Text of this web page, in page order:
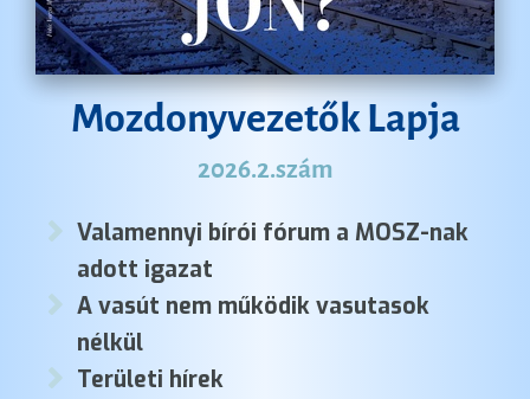
Mozdonyvezetők Lapja
2026.2.szám
Valamennyi bírói fórum a MOSZ-nak
adott igazat
A vasút nem működik vasutasok
nélkül
Területi hírek